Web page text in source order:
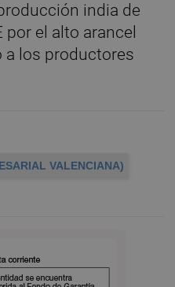
india de
por el alto arancel
a los productores
VALENCIANA)